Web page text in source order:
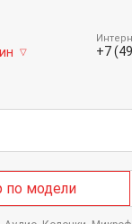
▽ +7
по модели